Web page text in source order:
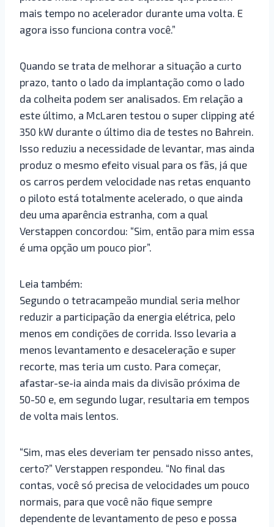
mais tempo no acelerador durante uma volta. E
agora isso funciona contra você.”
Quando se trata de melhorar a situação a curto
prazo, tanto o lado da implantação como o lado
da colheita podem ser analisados. Em relação a
este último, a McLaren testou o super clipping até
350 kW durante o último dia de testes no Bahrein.
Isso reduziu a necessidade de levantar, mas ainda
produz o mesmo efeito visual para os fãs, já que
os carros perdem velocidade nas retas enquanto
o piloto está totalmente acelerado, o que ainda
deu uma aparência estranha, com a qual
Verstappen concordou: “Sim, então para mim essa
é uma opção um pouco pior”.
Leia também:
Segundo o tetracampeão mundial seria melhor
reduzir a participação da energia elétrica, pelo
menos em condições de corrida. Isso levaria a
menos levantamento e desaceleração e super
recorte, mas teria um custo. Para começar,
afastar-se-ia ainda mais da divisão próxima de
50-50 e, em segundo lugar, resultaria em tempos
de volta mais lentos.
“Sim, mas eles deveriam ter pensado nisso antes,
certo?” Verstappen respondeu. “No final das
contas, você só precisa de velocidades um pouco
normais, para que você não fique sempre
dependente de levantamento de peso e possa